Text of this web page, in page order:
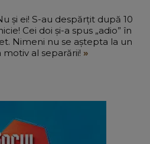
Cei doi și-a spus „adio” în
Nimeni nu se aștepta la un
al separării!